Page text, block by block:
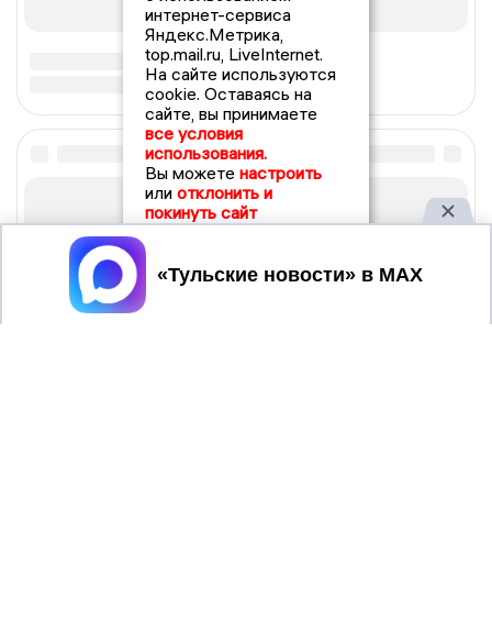
интернет-сервиса
Яндекс.Метрика,
top.mail.ru, LiveInternet.
На сайте используются
cookie. Оставаясь на
сайте, вы принимаете
все условия
использования.
Вы можете настроить
или отклонить и
покинуть сайт
Принять